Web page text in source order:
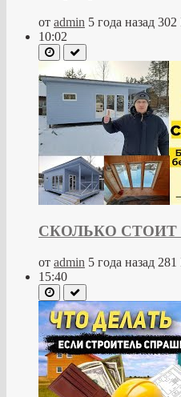
от admin 5 года назад 302
10:02
СКОЛЬКО СТОИТ
от admin 5 года назад
15:40